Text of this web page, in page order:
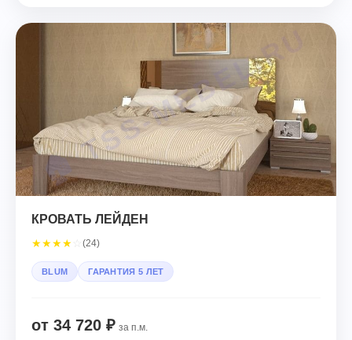
КРОВАТЬ ЛЕЙДЕН
★★★★ (24)
BLUM ГАРАНТИЯ 5 ЛЕТ
от 34 720 ₽ за п.м.